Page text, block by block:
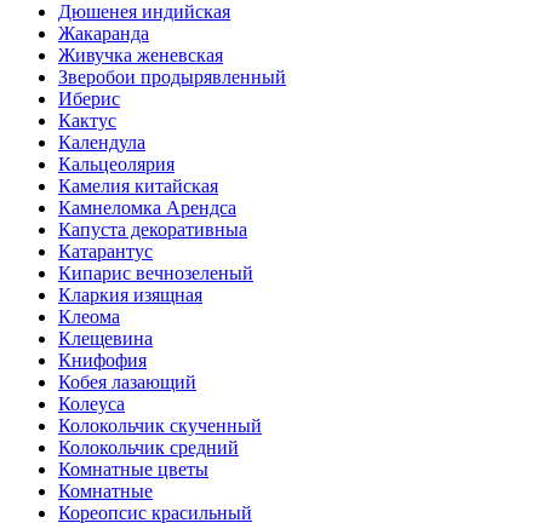
Дюшенея индийская
Жакаранда
Живучка женевская
Зверобои продырявленный
Иберис
Кактус
Календула
Кальцеолярия
Камелия китайская
Камнеломка Арендса
Капуста декоративныа
Катарантус
Кипарис вечнозеленый
Кларкия изящная
Клеома
Клещевина
Книфофия
Кобея лазающий
Колеуса
Колокольчик скученный
Колокольчик средний
Комнатные цветы
Комнатные
Кореопсис красильный